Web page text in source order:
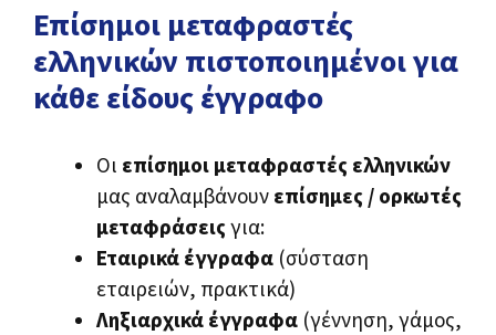
Επίσημοι μεταφραστές
ελληνικών πιστοποιημένοι για
κάθε είδους έγγραφο
Οι επίσημοι μεταφραστές ελληνικών
μας αναλαμβάνουν επίσημες / ορκωτές
μεταφράσεις για:
Εταιρικά έγγραφα (σύσταση
εταιρειών, πρακτικά)
Ληξιαρχικά έγγραφα (γέννηση, γάμος,